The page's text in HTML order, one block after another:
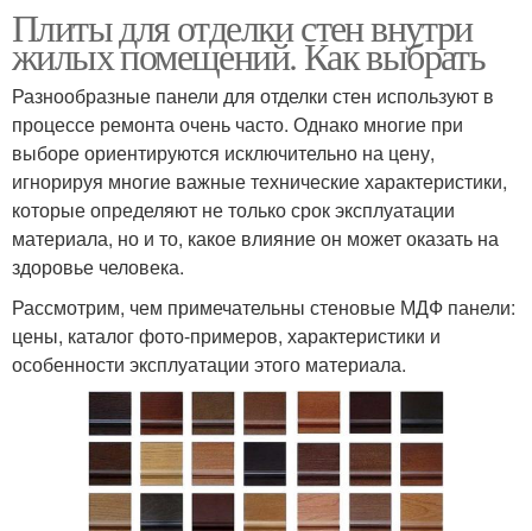
Плиты для отделки стен внутри
жилых помещений. Как выбрать
Разнообразные панели для отделки стен используют в
процессе ремонта очень часто. Однако многие при
выборе ориентируются исключительно на цену,
игнорируя многие важные технические характеристики,
которые определяют не только срок эксплуатации
материала, но и то, какое влияние он может оказать на
здоровье человека.
Рассмотрим, чем примечательны стеновые МДФ панели:
цены, каталог фото-примеров, характеристики и
особенности эксплуатации этого материала.